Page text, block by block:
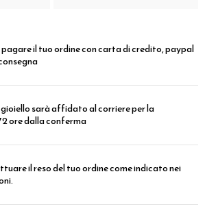
il tuo ordine con carta di credito, paypal
sarà affidato al corriere per la
ore dalla conferma
il reso del tuo ordine come indicato nei